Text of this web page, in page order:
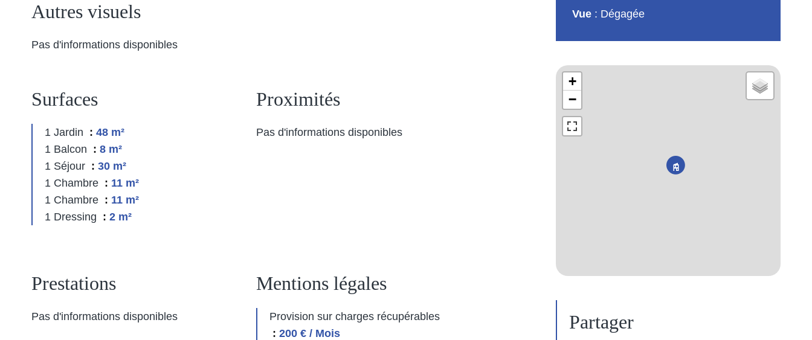
Autres visuels
Pas d'informations disponibles
Surfaces
1 Jardin
48 m²
1 Balcon
8 m²
1 Séjour
30 m²
1 Chambre
11 m²
1 Chambre
11 m²
1 Dressing
2 m²
Proximités
Pas d'informations disponibles
Prestations
Pas d'informations disponibles
Mentions légales
Provision sur charges récupérables
200 € / Mois
Vue Dégagée
+
−
Partager